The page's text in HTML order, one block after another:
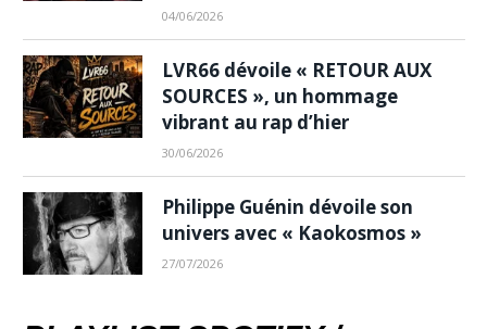
04/06/2026
LVR66 dévoile « RETOUR AUX
SOURCES », un hommage
vibrant au rap d’hier
30/06/2026
Philippe Guénin dévoile son
univers avec « Kaokosmos »
27/07/2026